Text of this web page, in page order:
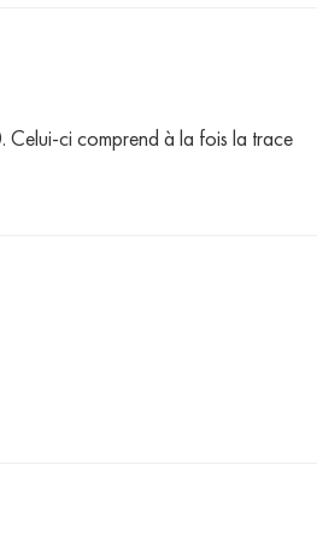
Celui-ci comprend à la fois la trace